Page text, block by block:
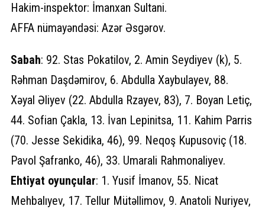
Hakim-inspektor: İmanxan Sultani.
AFFA nümayəndəsi: Azər Əsgərov.
Sabah: 92. Stas Pokatilov, 2. Amin Seydiyev (k), 5.
Rəhman Daşdəmirov, 6. Abdulla Xaybulayev, 88.
Xəyal Əliyev (22. Abdulla Rzayev, 83), 7. Boyan Letiç,
44. Sofian Çakla, 13. İvan Lepinitsa, 11. Kahim Parris
(70. Jesse Sekidika, 46), 99. Neqoş Kupusoviç (18.
Pavol Şafranko, 46), 33. Umarali Rahmonaliyev.
Ehtiyat oyunçular: 1. Yusif İmanov, 55. Nicat
Mehbalıyev, 17. Tellur Mütəllimov, 9. Anatoli Nuriyev,